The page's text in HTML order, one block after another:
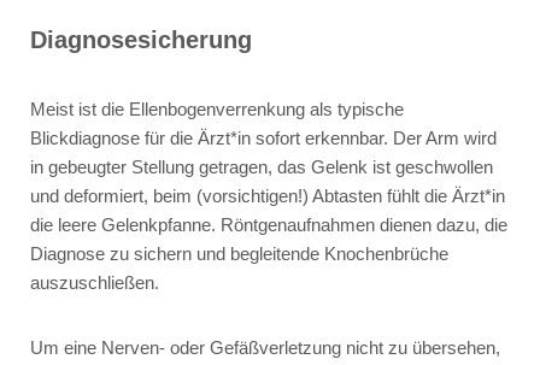
Diagnosesicherung
Meist ist die Ellenbogenverrenkung als typische
Blickdiagnose für die Ärzt*in sofort erkennbar. Der Arm wird
in gebeugter Stellung getragen, das Gelenk ist geschwollen
und deformiert, beim (vorsichtigen!) Abtasten fühlt die Ärzt*in
die leere Gelenkpfanne. Röntgenaufnahmen dienen dazu, die
Diagnose zu sichern und begleitende Knochenbrüche
auszuschließen.
Um eine Nerven- oder Gefäßverletzung nicht zu übersehen,